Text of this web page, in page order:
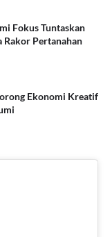
Fokus Tuntaskan
Rakor Pertanahan
Ekonomi Kreatif